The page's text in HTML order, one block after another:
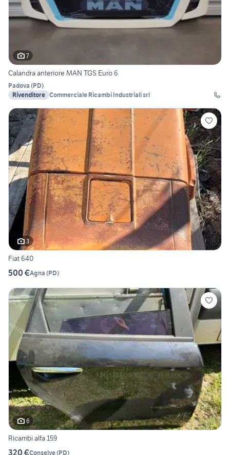
7
Calandra anteriore MAN TGS Euro 6
Padova (PD)
Rivenditore Commerciale Ricambi Industriali srl
3
Fiat 640
500 €Agna (PD)
6
Ricambi alfa 159
320 €Conselve(PD)